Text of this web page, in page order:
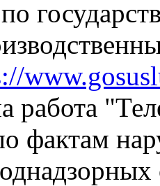
работа
фактам